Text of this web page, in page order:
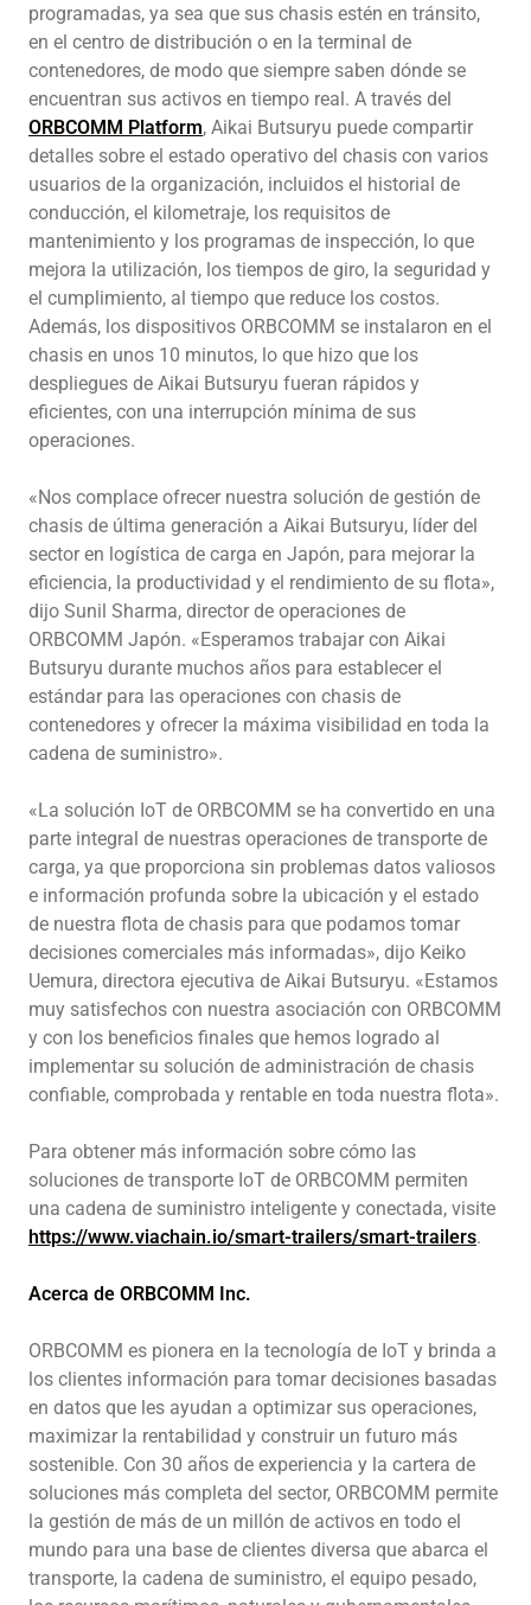
programadas, ya sea que sus chasis estén en tránsito,
en el centro de distribución o en la terminal de
contenedores, de modo que siempre saben dónde se
encuentran sus activos en tiempo real. A través del
ORBCOMM Platform, Aikai Butsuryu puede compartir
detalles sobre el estado operativo del chasis con varios
usuarios de la organización, incluidos el historial de
conducción, el kilometraje, los requisitos de
mantenimiento y los programas de inspección, lo que
mejora la utilización, los tiempos de giro, la seguridad y
el cumplimiento, al tiempo que reduce los costos.
Además, los dispositivos ORBCOMM se instalaron en el
chasis en unos 10 minutos, lo que hizo que los
despliegues de Aikai Butsuryu fueran rápidos y
eficientes, con una interrupción mínima de sus
operaciones.
«Nos complace ofrecer nuestra solución de gestión de
chasis de última generación a Aikai Butsuryu, líder del
sector en logística de carga en Japón, para mejorar la
eficiencia, la productividad y el rendimiento de su flota»,
dijo Sunil Sharma, director de operaciones de
ORBCOMM Japón. «Esperamos trabajar con Aikai
Butsuryu durante muchos años para establecer el
estándar para las operaciones con chasis de
contenedores y ofrecer la máxima visibilidad en toda la
cadena de suministro».
«La solución IoT de ORBCOMM se ha convertido en una
parte integral de nuestras operaciones de transporte de
carga, ya que proporciona sin problemas datos valiosos
e información profunda sobre la ubicación y el estado
de nuestra flota de chasis para que podamos tomar
decisiones comerciales más informadas», dijo Keiko
Uemura, directora ejecutiva de Aikai Butsuryu. «Estamos
muy satisfechos con nuestra asociación con ORBCOMM
y con los beneficios finales que hemos logrado al
implementar su solución de administración de chasis
confiable, comprobada y rentable en toda nuestra flota».
Para obtener más información sobre cómo las
soluciones de transporte IoT de ORBCOMM permiten
una cadena de suministro inteligente y conectada, visite
https://www.viachain.io/smart-trailers/smart-trailers.
Acerca de ORBCOMM Inc.
ORBCOMM es pionera en la tecnología de IoT y brinda a
los clientes información para tomar decisiones basadas
en datos que les ayudan a optimizar sus operaciones,
maximizar la rentabilidad y construir un futuro más
sostenible. Con 30 años de experiencia y la cartera de
soluciones más completa del sector, ORBCOMM permite
la gestión de más de un millón de activos en todo el
mundo para una base de clientes diversa que abarca el
transporte, la cadena de suministro, el equipo pesado,